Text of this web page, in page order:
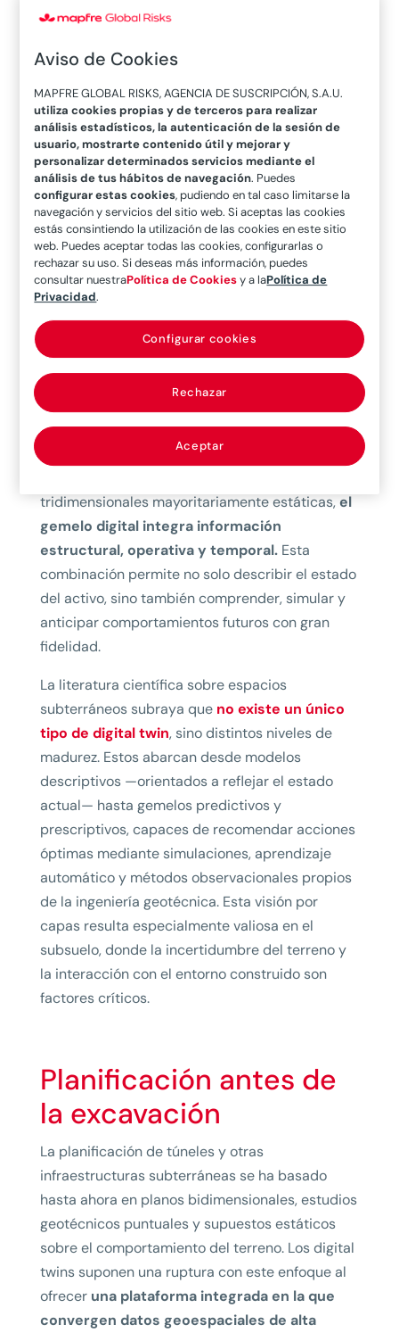
diseñar y operar estos sistemas
digitales— son capaces de redefinir cada fase
del ciclo de vida de las infraestructuras
subterráneas.
¿Qué es un digital twin
en el contexto de las
infraestructuras?
Un digital twin puede entenderse como una
réplica virtual dinámica de una obra física,
permanentemente sincronizada con su
procedentes de sensores, sistemas de
control y plataformas de gestión.
A diferencia de los modelos BIM convencionales,
tridimensionales mayoritariamente estáticas,el
gemelo digital integra información
estructural, operativa y temporal.Esta
combinación permite no solo describir el estado
del activo, sino también comprender, simular y
anticipar comportamientos futuros con gran
fidelidad.
La literatura científica sobre espacios
subterráneos subraya que no existe un único
tipo de digital twin, sino distintos niveles de
madurez. Estos abarcan desde modelos
descriptivos —orientados a reflejar el estado
actual— hasta gemelos predictivos y
prescriptivos, capaces de recomendar acciones
óptimas mediante simulaciones, aprendizaje
automático y métodos observacionales propios
de la ingeniería geotécnica. Esta visión por
capas resulta especialmente valiosa en el
subsuelo, donde la incertidumbre del terreno y
la interacción con el entorno construido son
factores críticos.
Planificación antes de
la excavación
La planificación de túneles y otras
infraestructuras subterráneas se ha basado
hasta ahora en planos bidimensionales, estudios
geotécnicos puntuales y supuestos estáticos
sobre el comportamiento del terreno. Los digital
twins suponen una ruptura con este enfoque al
ofrecer una plataforma integrada en la que
convergen datos geoespaciales de alta
Aviso de Cookies
MAPFRE GLOBAL RISKS, AGENCIA DE SUSCRIPCIÓN, S.A.U.
utiliza cookies propias y de terceros para realizar
análisis estadísticos, la autenticación de la sesión de
usuario, mostrarte contenido útil y mejorar y
personalizar determinados servicios mediante el
análisis de tus hábitos de navegación. Puedes
configurar estas cookies, pudiendo en tal caso limitarse la
navegación y servicios del sitio web. Si aceptas las cookies
estás consintiendo la utilización de las cookies en este sitio
web. Puedes aceptar todas las cookies, configurarlas o
rechazar su uso. Si deseas más información, puedes
consultar nuestraPolítica de Cookiesy a laPolítica de
Privacidad.
Rechazar
Aceptar
Configurar cookies